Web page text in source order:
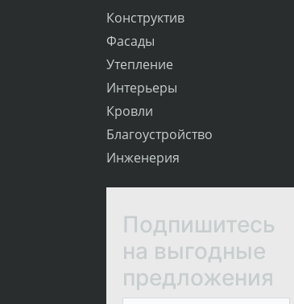
Конструктив
Фасады
Утепление
Интерьеры
Кровли
Благоустройство
Инженерия
Подпишитесь
на выгодные
предложения